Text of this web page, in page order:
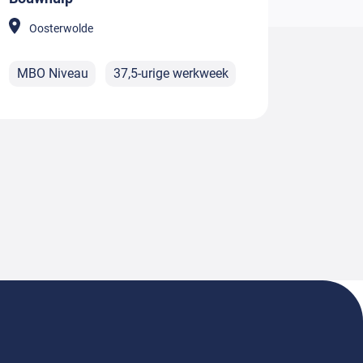
Oosterwolde
MBO Niveau 37,5-urige werkweek